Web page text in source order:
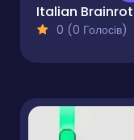
0 (0 Голосів)